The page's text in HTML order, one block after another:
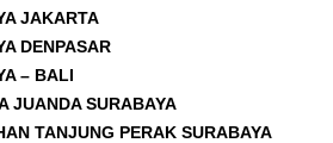
JAKARTA
DENPASAR
– BALI
JUANDA SURABAYA
TANJUNG PERAK SURABAYA